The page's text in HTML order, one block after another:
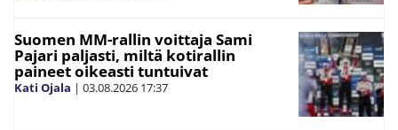
Suomen MM-rallin voittaja Sami
Pajari paljasti, miltä kotirallin
paineet oikeasti tuntuivat
Kati Ojala | 03.08.2026 17:37